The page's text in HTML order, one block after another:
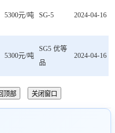
5300元/吨 SG-5 2024-04-16
5300元/吨
SG5 优等
品
2024-04-16